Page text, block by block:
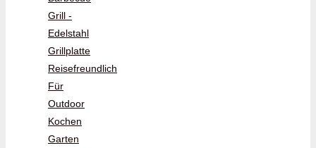
Grill -
Edelstahl
Grillplatte
Reisefreundlich
Für
Outdoor
Kochen
Garten